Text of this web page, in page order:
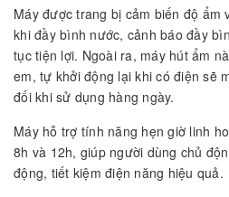
Máy được trang bị cảm biến độ ẩm
khi đầy bình nước, cảnh báo đầy
tục tiện lợi. Ngoài ra, máy hút ẩm
em, tự khởi động lại khi có điện sẽ
đối khi sử dụng hàng ngày.
Máy hỗ trợ tính năng hẹn giờ linh
8h và 12h, giúp người dùng chủ
động, tiết kiệm điện năng hiệu quả.